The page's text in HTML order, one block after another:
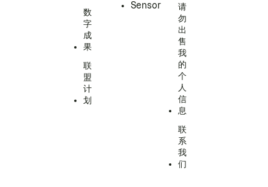
数
字
成
果
联
盟
计
划
Sensor
请
勿
出
售
我
的
个
人
信
息
联
系
我
们